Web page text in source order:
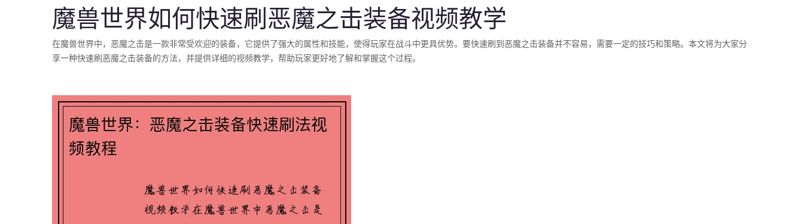
魔兽世界如何快速刷恶魔之击装备视频教学
在魔兽世界中，恶魔之击是一款非常受欢迎的装备，它提供了强大的属性和技能，使得玩家在战斗中更具优势。要快速刷到恶魔之击装备并不容易，需要一定的技巧和策略。本文将为大家分
享一种快速刷恶魔之击装备的方法，并提供详细的视频教学，帮助玩家更好地了解和掌握这个过程。